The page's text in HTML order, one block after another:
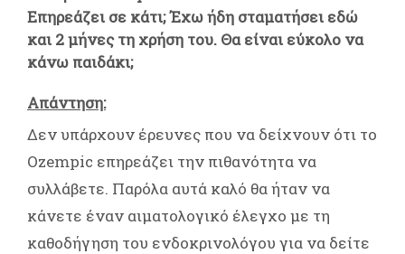
Επηρεάζει σε κάτι; Έχω ήδη σταματήσει εδώ
και 2 μήνες τη χρήση του. Θα είναι εύκολο να
κάνω παιδάκι;
Απάντηση:
Δεν υπάρχουν έρευνες που να δείχνουν ότι το
Ozempic επηρεάζει την πιθανότητα να
συλλάβετε. Παρόλα αυτά καλό θα ήταν να
κάνετε έναν αιματολογικό έλεγχο με τη
καθοδήγηση του ενδοκρινολόγου για να δείτε